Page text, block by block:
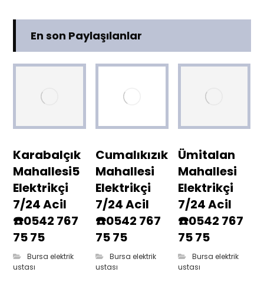
En son Paylaşılanlar
Karabalçık
Mahallesi5
Elektrikçi
7/24 Acil
☎️0542 767
75 75
Bursa elektrik
ustası
Cumalıkızık
Mahallesi
Elektrikçi
7/24 Acil
☎️0542 767
75 75
Bursa elektrik
ustası
Ümitalan
Mahallesi
Elektrikçi
7/24 Acil
☎️0542 767
75 75
Bursa elektrik
ustası